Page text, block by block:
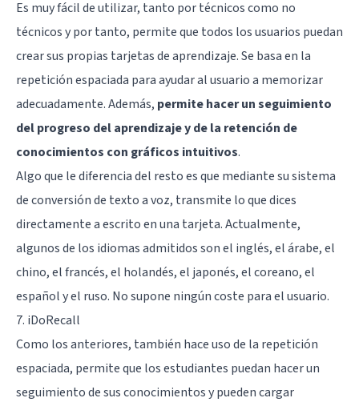
Es muy fácil de utilizar, tanto por técnicos como no
técnicos y por tanto, permite que todos los usuarios puedan
crear sus propias tarjetas de aprendizaje. Se basa en la
repetición espaciada para ayudar al usuario a memorizar
adecuadamente. Además, permite hacer un seguimiento
del progreso del aprendizaje y de la retención de
conocimientos con gráficos intuitivos.
Algo que le diferencia del resto es que mediante su sistema
de conversión de texto a voz, transmite lo que dices
directamente a escrito en una tarjeta. Actualmente,
algunos de los idiomas admitidos son el inglés, el árabe, el
chino, el francés, el holandés, el japonés, el coreano, el
español y el ruso. No supone ningún coste para el usuario.
7. iDoRecall
Como los anteriores, también hace uso de la repetición
espaciada, permite que los estudiantes puedan hacer un
seguimiento de sus conocimientos y pueden cargar